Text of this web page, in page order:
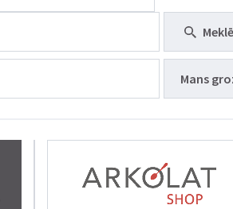
Mans